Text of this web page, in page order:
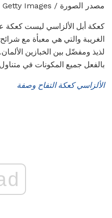
مصدر الصورة / Getty Images
كعكة أبل الألزاسي ليست كعكة
الغريبة والتي هي معبأة مع شرائح
لذيذ ومفضّل بين الخبازين
بالفعل جميع المكونات في متناول
الألزاسي كعكة التفاح وصفة